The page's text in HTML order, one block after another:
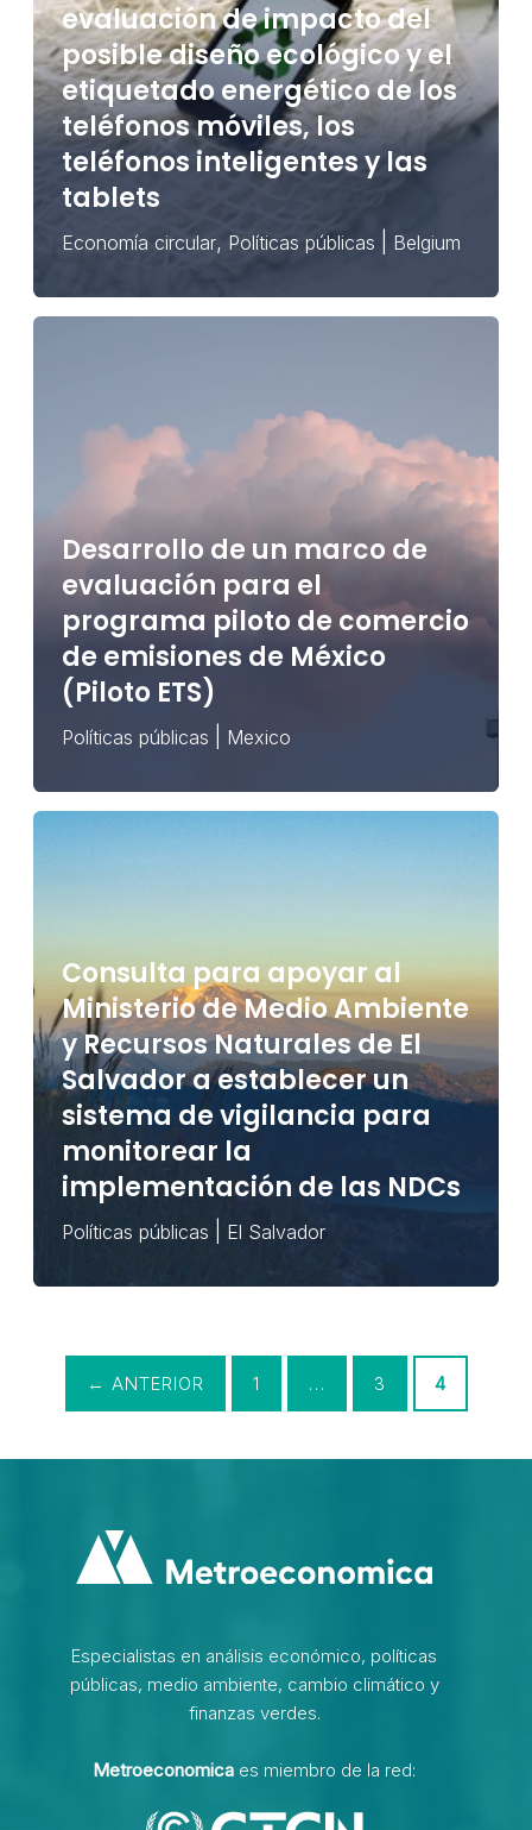
evaluación de impacto del
posible diseño ecológico y el
etiquetado energético de los
teléfonos móviles, los
teléfonos inteligentes y las
tablets
Economía circular, Políticas públicas Belgium
Desarrollo de un marco de
evaluación para el
programa piloto de comercio
de emisiones de México
(Piloto ETS)
Políticas públicas Mexico
Consulta para apoyar al
Ministerio de Medio Ambiente
y Recursos Naturales de El
Salvador a establecer un
sistema de vigilancia para
monitorear la
implementación de las NDCs
Políticas públicas El Salvador
← ANTERIOR PÁGINA
1 … PÁGINA
3 PÁGINA
4
Especialistas en análisis económico, políticas
públicas, medio ambiente, cambio climático y
finanzas verdes.
Metroeconomica es miembro de la red: